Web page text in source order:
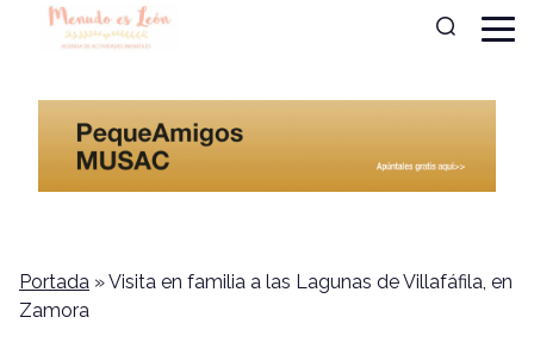
Portada »Visita en familia a las Lagunas de Villafáfila, en
Zamora